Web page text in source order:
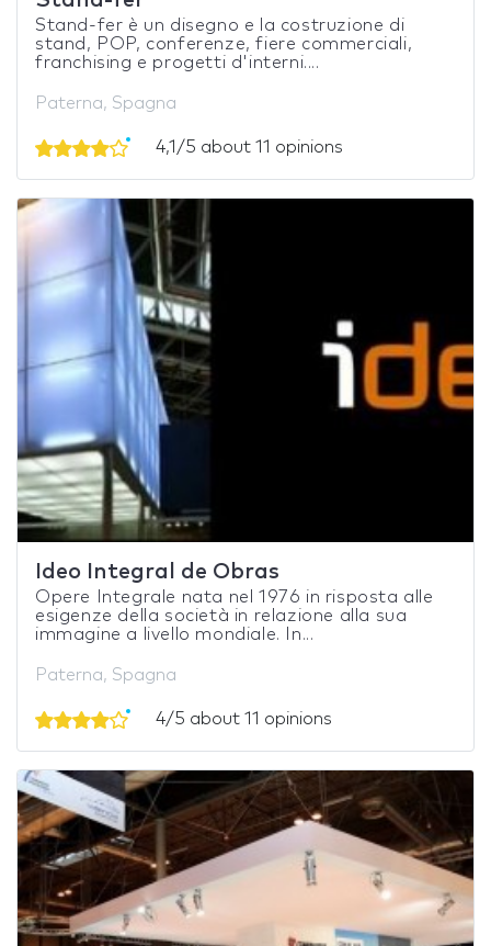
Stand-fer è un disegno e la costruzione di
stand, POP, conferenze, fiere commerciali,
franchising e progetti d'interni....
Paterna, Spagna
4,1/5 about 11 opinions
Ideo Integral de Obras
Opere Integrale nata nel 1976 in risposta alle
esigenze della società in relazione alla sua
immagine a livello mondiale. In...
Paterna, Spagna
4/5 about 11 opinions